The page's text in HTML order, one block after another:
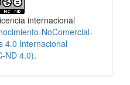
internacional
NoComercial-
4.0 Internacional
ND 4.0).